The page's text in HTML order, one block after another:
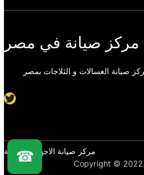
مركز صيانة في مصر
صيانة الغسالات و الثلاجات بمصر
Twitter
مركز صيانة الاجهزة المنزلية
Copyright ©
☎